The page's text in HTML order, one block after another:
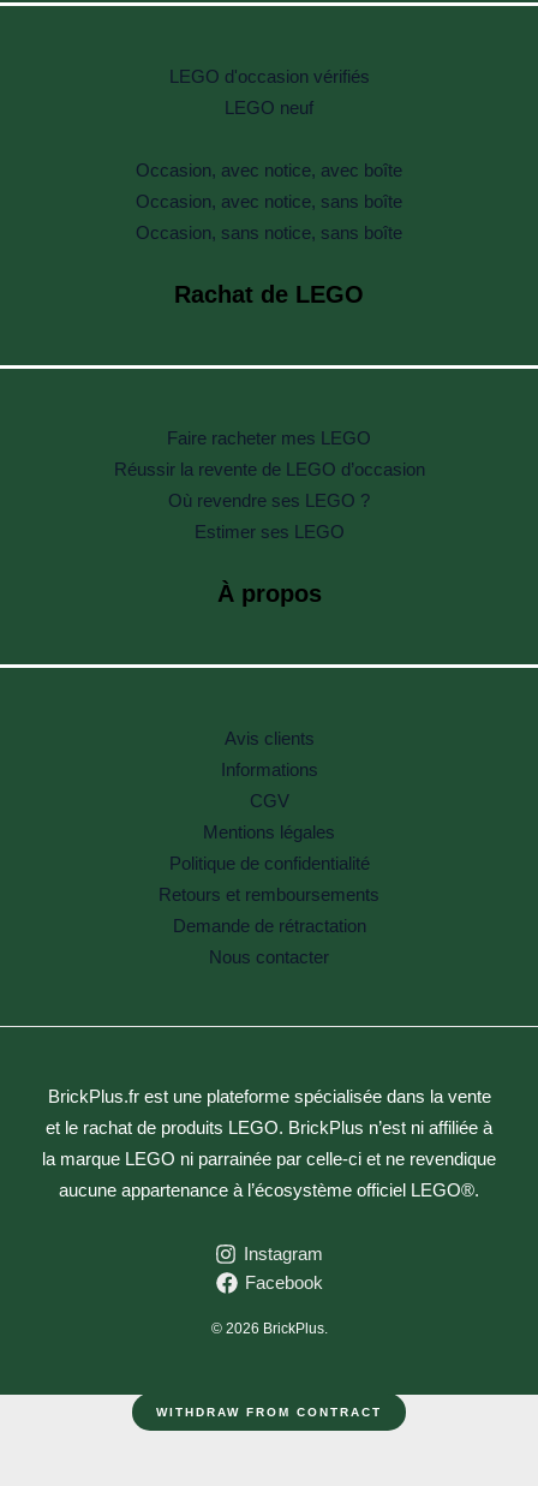
LEGO d'occasion vérifiés
LEGO neuf
Occasion, avec notice, avec boîte
Occasion, avec notice, sans boîte
Occasion, sans notice, sans boîte
Rachat de LEGO
Faire racheter mes LEGO
Réussir la revente de LEGO d’occasion
Où revendre ses LEGO ?
Estimer ses LEGO
À propos
Avis clients
Informations
CGV
Mentions légales
Politique de confidentialité
Retours et remboursements
Demande de rétractation
Nous contacter
BrickPlus.fr est une plateforme spécialisée dans la vente
et le rachat de produits LEGO. BrickPlus n’est ni affiliée à
la marque LEGO ni parrainée par celle-ci et ne revendique
aucune appartenance à l’écosystème officiel LEGO®.
Instagram
Facebook
© 2026 BrickPlus.
WITHDRAW FROM CONTRACT